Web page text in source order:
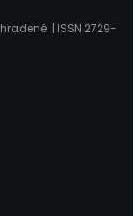
| ISSN 2729-